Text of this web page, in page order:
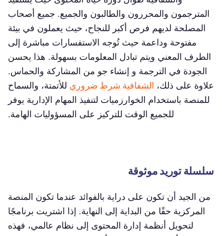
المترجمون والمحررون والطالبون والجميع. جميع أصحاب
المصلحة لديهم فرص أكبر للنجاح، حيث يعملون في بيئة
مفتوحة وداعمة حيث تُوجه الاستفسارات مباشرة إلى
الطرف المعني ويتم تبادل المعلومات بسهولة. هذا يحسن
الجودة في الترجمة و إنشاء جو من المشاركة والحماس.
علاوة على ذلك، الشفافية شرط ضروري للأتمتة، والسماح
للمنصة باستخدام الخوارزميات لتنفيذ المهام الإدارية يوفر
للجميع الوقت للتركيز على المسؤوليات الهامة.
سلسلة توريد موثوقة
من الجيد أن تكون على دراية بالفوائد عندما تكون المنصة
المركزية حقًا من البداية إلى النهاية. إذا اشتريت برنامجًا
لتحويل أنظمة إدارة المحتوى إلى نظام عالمي، فهذه